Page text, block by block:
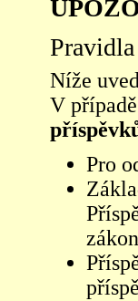
Níže
V
Pro